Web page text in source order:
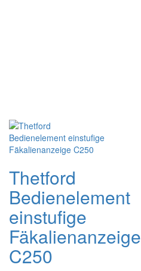
Thetford
Bedienelement
einstufige
Fäkalienanzeige
C250